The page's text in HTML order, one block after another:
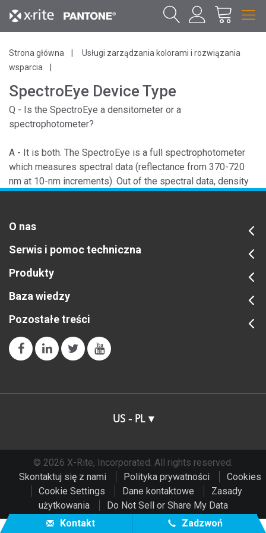
Strona główna
Usługi zarządzania kolorami i rozwiązania
wsparcia
SpectroEye Device Type
Q - Is the SpectroEye a densitometer or a
spectrophotometer?
A - It is both. The SpectroEye is a full spectrophotometer
which measures spectral data (reflectance from 370-720
nm at 10-nm increments). Out of the spectral data, density
O nas
Serwis i pomoc techniczna
Produkty
Baza wiedzy
Pozostałe treści
US - PL
© 2026 X-Rite, Incorporated. All rights reserved.
Skontaktuj się z nami
Polityka prywatności
Cookies
Cookie Settings
Dane kontaktowe
Zasady
użytkowania
Do Not Sell or Share My Data
Kontakt
Zadzwoń